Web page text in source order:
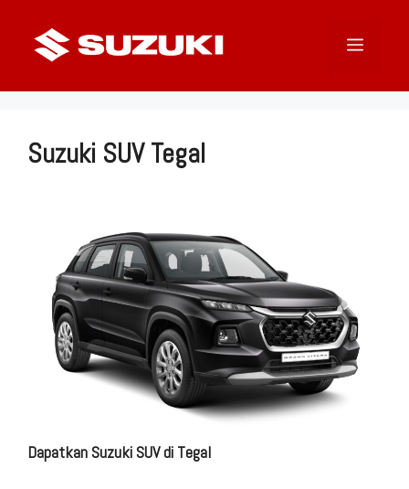
Menu
Suzuki SUV Tegal
Dapatkan Suzuki SUV di Tegal